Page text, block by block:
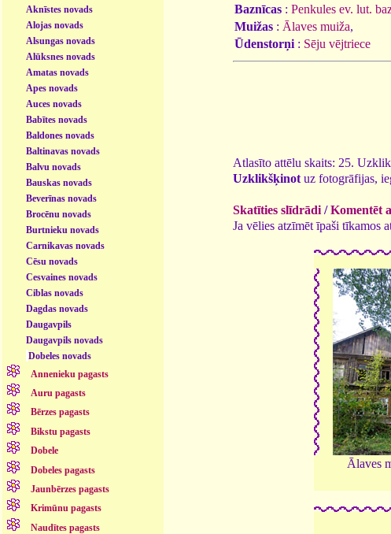
Aknīstes novads
Alojas novads
Alsungas novads
Alūksnes novads
Amatas novads
Apes novads
Auces novads
Babītes novads
Baldones novads
Baltinavas novads
Balvu novads
Bauskas novads
Beverīnas novads
Brocēnu novads
Burtnieku novads
Carnikavas novads
Cēsu novads
Cesvaines novads
Ciblas novads
Dagdas novads
Daugavpils
Daugavpils novads
Dobeles novads
Annenieku pagasts
Auru pagasts
Bērzes pagasts
Bikstu pagasts
Dobele
Dobeles pagasts
Jaunbērzes pagasts
Krimūnu pagasts
Naudītes pagasts
Baznīcas : Penkules ev. lut.
Muižas : Ālaves muiža,
Ūdenstorņi : Sēju vējtriece
Atlasīto attēlu skaits: 25.
Uzklikšķinot uz fotogrāfijas,
Skatīties slīdrādi /Komentēt
Ja vēlies atzīmēt īpaši tīkamos
Ālaves